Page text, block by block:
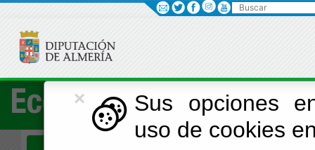
×
Sus opciones
uso de cookies
Economía
Buscar